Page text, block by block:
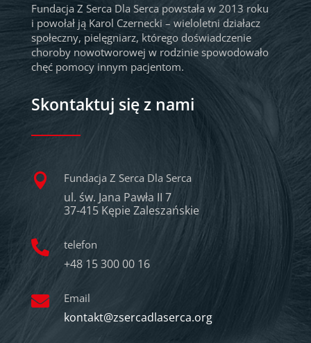
Fundacja Z Serca Dla Serca powstała w 2013 roku
i powołał ją Karol Czernecki – wieloletni działacz
społeczny, pielęgniarz, którego doświadczenie
choroby nowotworowej w rodzinie spowodowało
chęć pomocy innym pacjentom.
Skontaktuj się z nami
 Fundacja Z Serca Dla Serca
ul. św. Jana Pawła II 7
37-415 Kępie Zaleszańskie
 telefon
+48 15 300 00 16
 Email
kontakt@zsercadlaserca.org